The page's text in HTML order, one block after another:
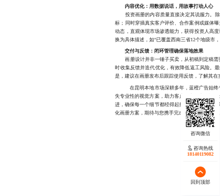
内容优化：用数据说话，用故事打动人心
投资画册的内容质量直接决定其说服力。除
标；同时穿插真实客户评价、合作案例或媒体
动态，直观体现市场渗透能力，获得投资人高
换为具体描述，如“已覆盖西南三省12个地级市
交付与反馈：闭环管理确保落地效果
画册设计并非一锤子买卖，从初稿到定稿需
时收集反馈并迭代优化，有效降低返工风险。
是，建议在画册发布后跟踪使用反馈，了解其
在昆明本地市场深耕多年，蓝橙广告始终专
失专业性的视觉方案，助力客户在竞争中脱颖
进，确保每一个细节都经得起推敲。如果您正
化画册方案，期待与您携手完成下一次价值传递
咨询热线
18140119082
回到顶部